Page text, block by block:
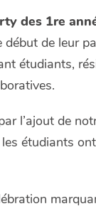
des 1re
de leur
étudiants,
l’ajout de
étudiants